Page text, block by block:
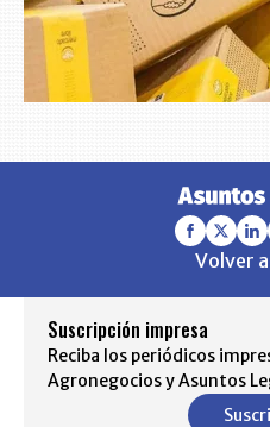
Volver
Suscripción impresa
Reciba los periódicos
Agronegocios y Asuntos